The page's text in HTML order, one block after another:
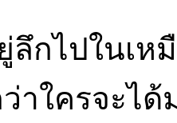
ลึกไปในเ
าใครจะได้